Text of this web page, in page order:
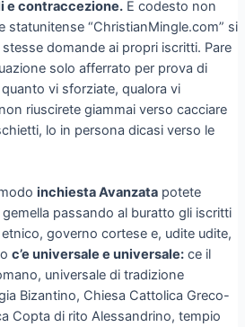
e contraccezione.E codesto non
statunitense “ChristianMingle.com” si
domande ai propri iscritti. Pare
solo afferrato per prova di
vi sforziate, qualora vi
riuscirete giammai verso cacciare
lo in persona dicasi verso le
inchiesta Avanzatapotete
passando al buratto gli iscritti
governo cortese e, udite udite,
c’e universale e universale:ce il
universale di tradizione
Bizantino, Chiesa Cattolica Greco-
Copta di rito Alessandrino, tempio